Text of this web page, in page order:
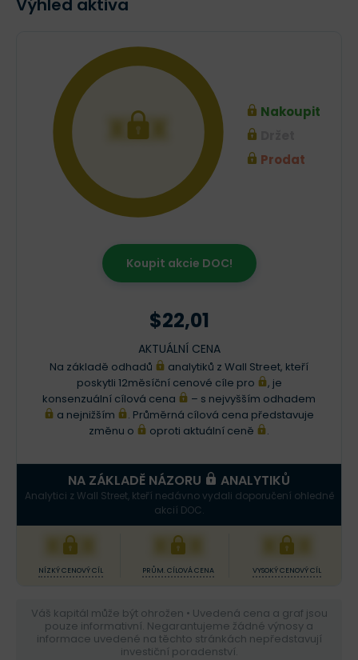
Výhled aktiva
XXX
Nakoupit
Prodat
Koupit akcie DOC!
$22,01
AKTUÁLNÍ CENA
Na základě odhadů
analytiků z Wall Street, kteří
poskytli 12měsíční cenové cíle pro
, je
konsenzuální cílová cena
– s nejvyšším odhadem
a nejnižším
. Průměrná cílová cena představuje
změnu o
oproti aktuální ceně .
NA ZÁKLADĚ NÁZORU ANALYTIKŮ
Analytici z Wall Street, kteří nedávno vydali doporučení ohledně
akcií DOC.
XXX
NÍZKÝ CENOVÝ CÍL
XXX
PRŮM. CÍLOVÁ CENA
XXX
VYSOKÝ CENOVÝ CÍL
Váš kapitál může být ohrožen • Uvedená cena a graf jsou
pouze informativní. Negarantujeme žádné výnosy a
informace uvedené na těchto stránkách nepředstavují
investiční poradenství.